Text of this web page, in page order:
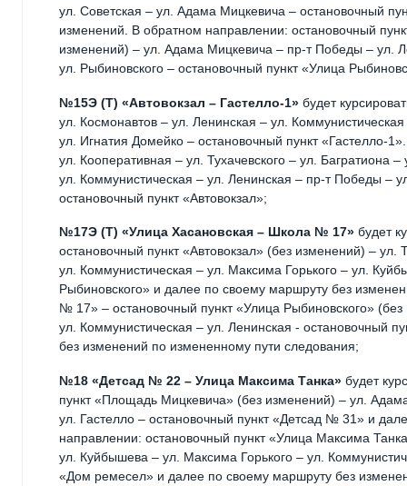
ул. Советская – ул. Адама Мицкевича – остановочный
изменений. В обратном направлении: остановочный
изменений) – ул. Адама Мицкевича – пр-т Победы – ул.
ул. Рыбиновского – остановочный пункт «Улица
№15Э (Т) «Автовокзал – Гастелло-1» будет
ул. Космонавтов – ул. Ленинская – ул.
ул. Игнатия Домейко – остановочный пункт «Гастелло-
ул. Кооперативная – ул. Тухачевского – ул. Багратиона
ул. Коммунистическая – ул. Ленинская – пр-т Победы –
остановочный пункт «Автовокзал»;
№17Э (Т) «Улица Хасановская – Школа № 17» будет
остановочный пункт «Автовокзал» (без изменений) –
ул. Коммунистическая – ул. Максима Горького – ул.
Рыбиновского» и далее по своему маршруту без
№ 17» – остановочный пункт «Улица Рыбиновского»
ул. Коммунистическая – ул. Ленинская - остановочный
без изменений по измененному пути следования;
№18 «Детсад № 22 – Улица Максима Танка» будет
пункт «Площадь Мицкевича» (без изменений) – ул.
ул. Гастелло – остановочный пункт «Детсад № 31» и
направлении: остановочный пункт «Улица Максима
ул. Куйбышева – ул. Максима Горького – ул.
«Дом ремесел» и далее по своему маршруту без